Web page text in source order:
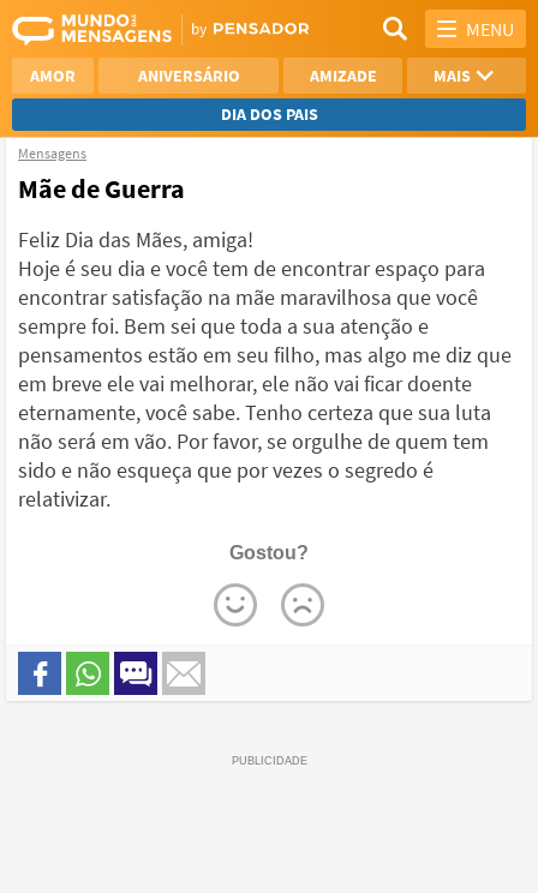
MENU
AMOR ANIVERSÁRIO AMIZADE
MAIS
DIA DOS PAIS
NAMORO
VER TODAS
Mensagens
Mãe de Guerra
Feliz Dia das Mães, amiga!
Hoje é seu dia e você tem de encontrar espaço para
encontrar satisfação na mãe maravilhosa que você
sempre foi. Bem sei que toda a sua atenção e
pensamentos estão em seu filho, mas algo me diz que
em breve ele vai melhorar, ele não vai ficar doente
eternamente, você sabe. Tenho certeza que sua luta
não será em vão. Por favor, se orgulhe de quem tem
sido e não esqueça que por vezes o segredo é
relativizar.
Gostou?